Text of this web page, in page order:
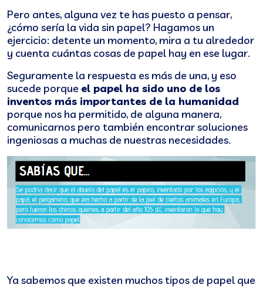
Pero antes, alguna vez te has puesto a pensar,
¿cómo sería la vida sin papel? Hagamos un
ejercicio: detente un momento, mira a tu alrededor
y cuenta cuántas cosas de papel hay en ese lugar.
Seguramente la respuesta es más de una, y eso
sucede porque el papel ha sido uno de los
inventos más importantes de la humanidad
porque nos ha permitido, de alguna manera,
comunicarnos pero también encontrar soluciones
ingeniosas a muchas de nuestras necesidades.
Ya sabemos que existen muchos tipos de papel que